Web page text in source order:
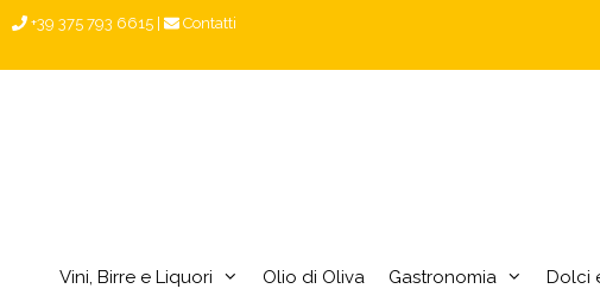
+39 375 793 6615 Contatti
Vini, Birre e Liquori Olio di Oliva Gastronomia Dolci